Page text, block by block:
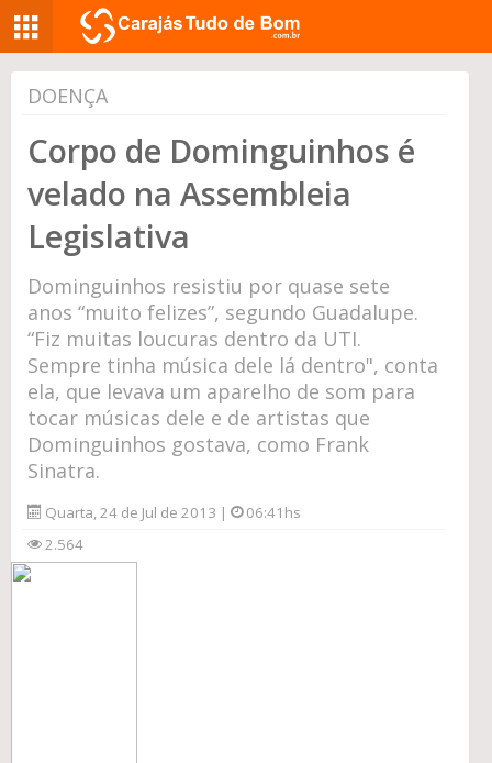
DOENÇA
Corpo de Dominguinhos é
velado na Assembleia
Legislativa
Dominguinhos resistiu por quase sete
anos “muito felizes”, segundo Guadalupe.
“Fiz muitas loucuras dentro da UTI.
Sempre tinha música dele lá dentro", conta
ela, que levava um aparelho de som para
tocar músicas dele e de artistas que
Dominguinhos gostava, como Frank
Sinatra.
Quarta, 24 de Jul de 2013 |
06:41hs
2.564